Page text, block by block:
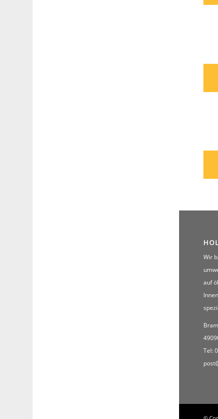
Wir
auf
Tel: